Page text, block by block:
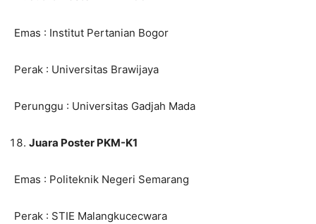
Emas : Institut Pertanian Bogor
Perak : Universitas Brawijaya
Perunggu : Universitas Gadjah Mada
Juara Poster PKM-K1
Emas : Politeknik Negeri Semarang
Perak : STIE Malangkucecwara